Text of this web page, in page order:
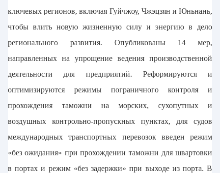
ключевых регионов, включая Гуйчжоу, Чжэцзян и Юньнань,
чтобы влить новую жизненную силу и энергию в дело
регионального развития. Опубликованы 14 мер,
направленных на упрощение ведения производственной
деятельности для предприятий. Реформируются и
оптимизируются режимы пограничного контроля и
прохождения таможни на морских, сухопутных и
воздушных контрольно-пропускных пунктах, для судов
международных транспортных перевозок введен режим
«без ожидания» при прохождении таможни для швартовки
в портах и режим «без задержки» при выходе из порта. В